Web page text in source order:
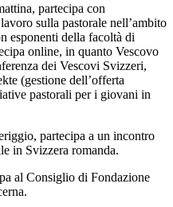
partecipa con
sulla pastorale nell’ambito
esponenti della facoltà di
online, in quanto Vescovo
dei Vescovi Svizzeri,
(gestione dell’offerta
pastorali per i giovani in
partecipa a un incontro
in Svizzera romanda.
al Consiglio di Fondazione